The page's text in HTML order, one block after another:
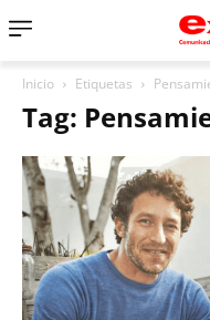
Inicio Etiquetas
Tag: